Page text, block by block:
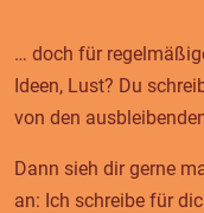
… doch für
Ideen, Lust? Du
von den
Dann sieh dir gerne
an: Ich schreibe für